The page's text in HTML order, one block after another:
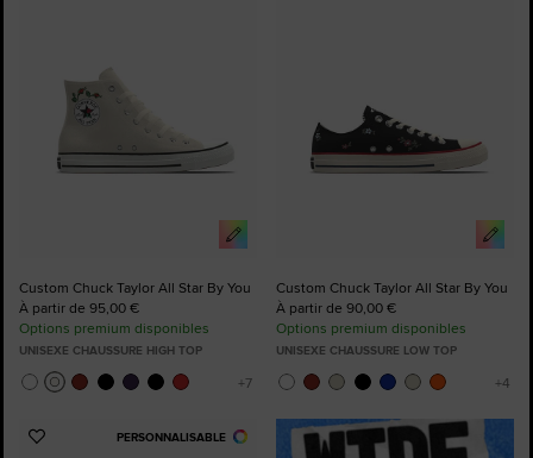
Custom Chuck Taylor All Star By You
À partir de 95,00 €
Options premium disponibles
UNISEXE CHAUSSURE HIGH TOP
Custom Chuck Taylor All Star By You
À partir de 90,00 €
Options premium disponibles
UNISEXE CHAUSSURE LOW TOP
PERSONNALISABLE
Ajouter